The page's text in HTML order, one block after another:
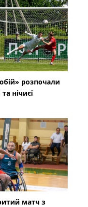
розпочали
нічиєї
матч з